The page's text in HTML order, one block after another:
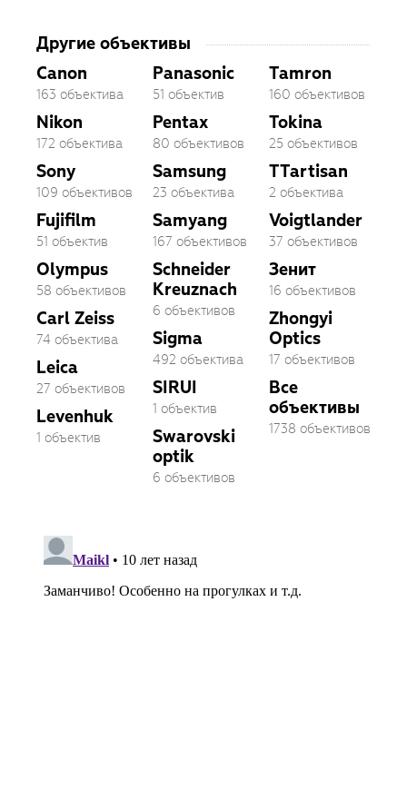
Другие объективы
Canon
163 объектива
Nikon
172 объектива
Sony
109 объективов
Fujifilm
51 объектив
Olympus
58 объективов
Carl Zeiss
74 объектива
Leica
27 объективов
Levenhuk
1 объектив
Panasonic
51 объектив
Pentax
80 объективов
Samsung
23 объектива
Samyang
167 объективов
Schneider
Kreuznach
6 объективов
Sigma
492 объектива
SIRUI
1 объектив
Swarovski
optik
6 объективов
Tamron
160 объективов
Tokina
25 объективов
TTartisan
2 объектива
Voigtlander
37 объективов
Зенит
16 объективов
Zhongyi
Optics
17 объективов
Все
объективы
1738 объективов